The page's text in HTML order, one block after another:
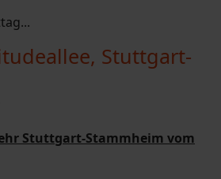
Stuttgart-
Stuttgart-Stammheim vom